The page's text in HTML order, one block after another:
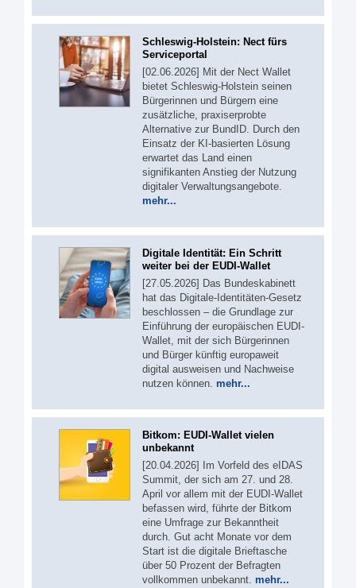
Schleswig-Holstein: Nect fürs
Serviceportal
[02.06.2026] Mit der Nect Wallet
bietet Schleswig-Holstein seinen
Bürgerinnen und Bürgern eine
zusätzliche, praxiserprobte
Alternative zur BundID. Durch den
Einsatz der KI-basierten Lösung
erwartet das Land einen
signifikanten Anstieg der Nutzung
digitaler Verwaltungsangebote.
mehr...
Digitale Identität: Ein Schritt
weiter bei der EUDI-Wallet
[27.05.2026] Das Bundeskabinett
hat das Digitale-Identitäten-Gesetz
beschlossen – die Grundlage zur
Einführung der europäischen EUDI-
Wallet, mit der sich Bürgerinnen
und Bürger künftig europaweit
digital ausweisen und Nachweise
nutzen können. mehr...
Bitkom: EUDI-Wallet vielen
unbekannt
[20.04.2026] Im Vorfeld des eIDAS
Summit, der sich am 27. und 28.
April vor allem mit der EUDI-Wallet
befassen wird, führte der Bitkom
eine Umfrage zur Bekanntheit
durch. Gut acht Monate vor dem
Start ist die digitale Brieftasche
über 50 Prozent der Befragten
vollkommen unbekannt. mehr...